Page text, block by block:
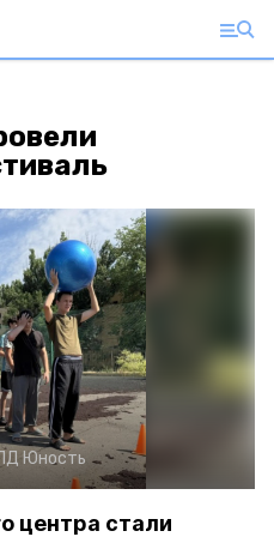
Юность
центра стали